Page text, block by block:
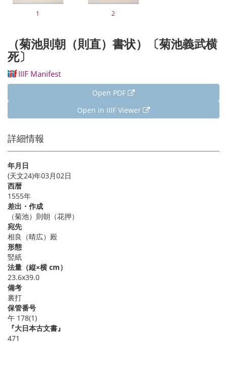
1 2
（菊池則朝（則直）書状）〔菊池義武横
死〕
IIIF Manifest
Open PDF
Open in IIIF Viewer
詳細情報
年月日
(天文24)年03月02日
西暦
1555年
差出・作成
（菊池）則朝（花押）
宛先
相良（晴広）殿
形態
竪紙
法量（縦×横 cm）
23.6x39.0
備考
裏打
保管番号
午 178(1)
『大日本古文書』
471